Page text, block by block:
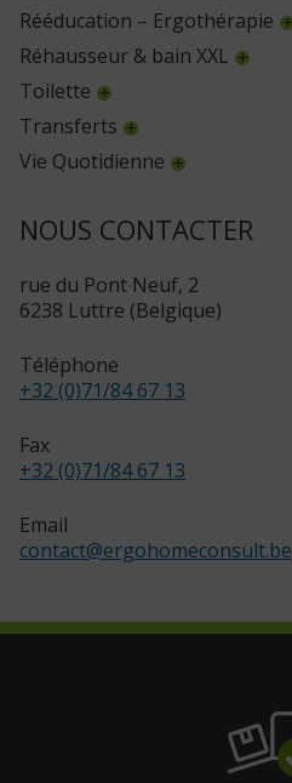
Rééducation – Ergothérapie
Réhausseur & bain XXL
Toilette
Transferts
Vie Quotidienne
NOUS CONTACTER
rue du Pont Neuf, 2
6238 Luttre (Belgique)
Téléphone
+32 (0)71/84 67 13
Fax
+32 (0)71/84 67 13
Email
contact@ergohomeconsult.be